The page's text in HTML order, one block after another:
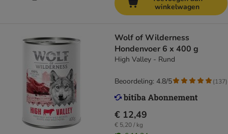
winkelwagen
Wolf of Wilderness
Hondenvoer 6 x 400 g
High Valley - Rund
€ 12,49
€ 5,20 / kg
Beoordeling: 4.8/5 (137)